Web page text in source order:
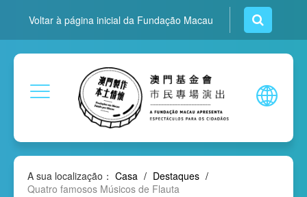
Voltar à página inicial da Fundação Macau
A sua localização： Casa / Destaques /
Quatro famosos Músicos de Flauta